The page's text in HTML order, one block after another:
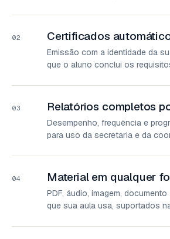
02 Certificados
Emissão com a identidade da
que o aluno conclui os
03 Relatórios completos
Desempenho, frequência e
para uso da secretaria e da
04 Material em qualquer
PDF, áudio, imagem,
que sua aula usa, suportados